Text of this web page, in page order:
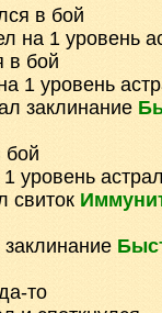
в бой
на 1 уровень
в бой
1 уровень
заклинание
бой
уровень
свиток
заклинание
то